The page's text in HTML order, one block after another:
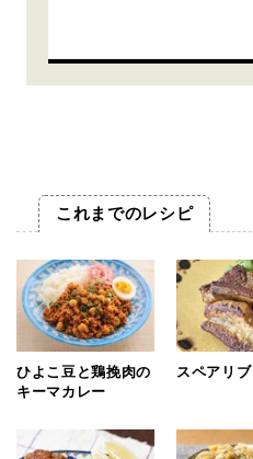
これまでのレシピ
ひよこ豆と鶏挽肉の
キーマカレー
スペアリブ